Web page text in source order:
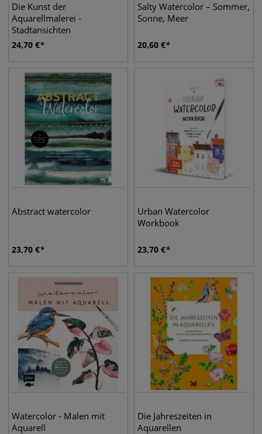
Die Kunst der
Aquarellmalerei -
Stadtansichten
24,70 €
Salty Watercolor – Sommer,
Sonne, Meer
20,60 €
Abstract watercolor
23,70 €
Urban Watercolor
Workbook
23,70 €
Watercolor - Malen mit
Aquarell
Die Jahreszeiten in
Aquarellen